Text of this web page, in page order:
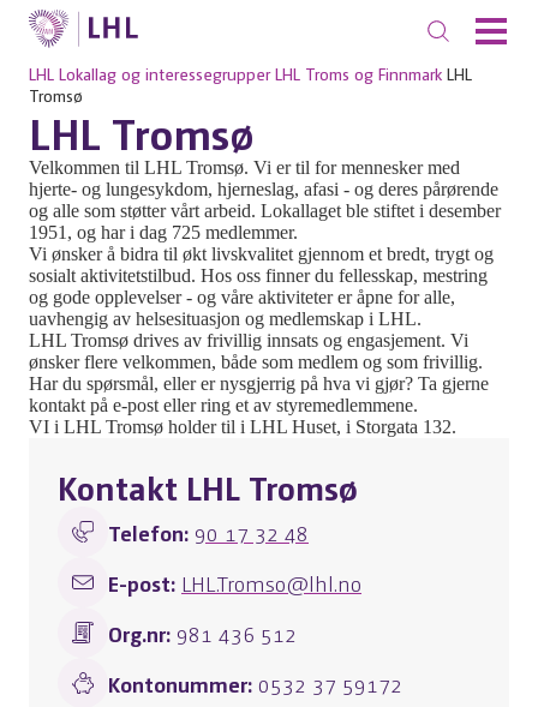
LHL Lokallag og interessegrupper LHL Troms og Finnmark LHL
Tromsø
LHL Tromsø
Velkommen til LHL Tromsø. Vi er til for mennesker med
hjerte- og lungesykdom, hjerneslag, afasi - og deres pårørende
og alle som støtter vårt arbeid. Lokallaget ble stiftet i desember
1951, og har i dag 725 medlemmer.
Vi ønsker å bidra til økt livskvalitet gjennom et bredt, trygt og
sosialt aktivitetstilbud. Hos oss finner du fellesskap, mestring
og gode opplevelser - og våre aktiviteter er åpne for alle,
uavhengig av helsesituasjon og medlemskap i LHL.
LHL Tromsø drives av frivillig innsats og engasjement. Vi
ønsker flere velkommen, både som medlem og som frivillig.
Har du spørsmål, eller er nysgjerrig på hva vi gjør? Ta gjerne
kontakt på e-post eller ring et av styremedlemmene.
VI i LHL Tromsø holder til i LHL Huset, i Storgata 132.
Kontakt LHL Tromsø
Telefon: 90 17 32 48
E-post: LHL.Tromso@lhl.no
Org.nr: 981 436 512
Kontonummer: 0532 37 59172